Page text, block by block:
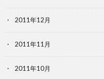
2011年12月
2011年11月
2011年10月